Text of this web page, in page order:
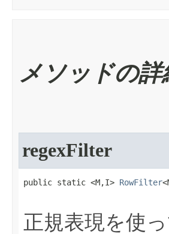
メソッドの詳
regexFilter
public static <M,I> RowFilter
正規表現を使